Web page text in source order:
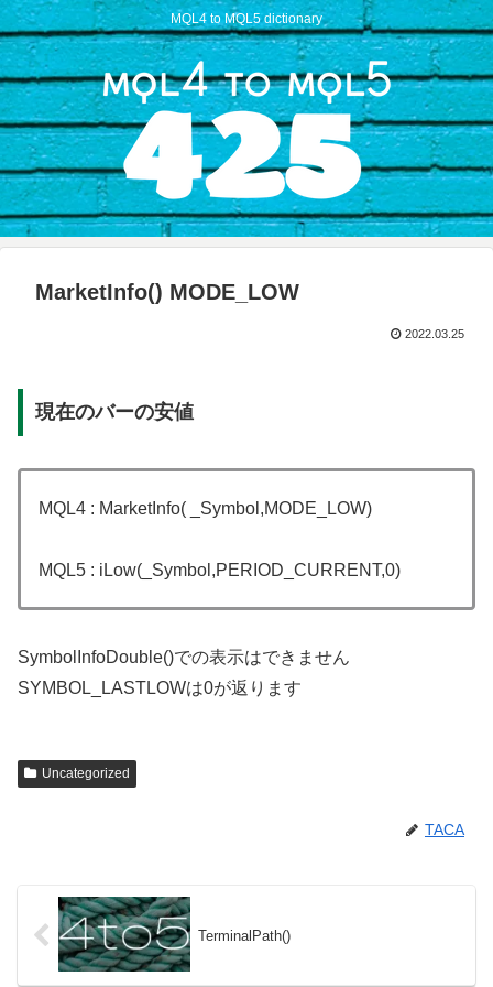
MQL4 to MQL5 dictionary
MarketInfo() MODE_LOW
2022.03.25
現在のバーの安値
MQL4 : MarketInfo( _Symbol,MODE_LOW)
MQL5 : iLow(_Symbol,PERIOD_CURRENT,0)
SymbolInfoDouble()での表示はできません
SYMBOL_LASTLOWは0が返ります
Uncategorized
TACA
TerminalPath()